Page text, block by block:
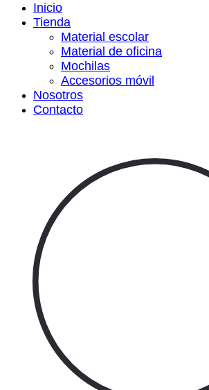
Inicio
Tienda
Material escolar
Material de oficina
Mochilas
Accesorios móvil
Nosotros
Contacto